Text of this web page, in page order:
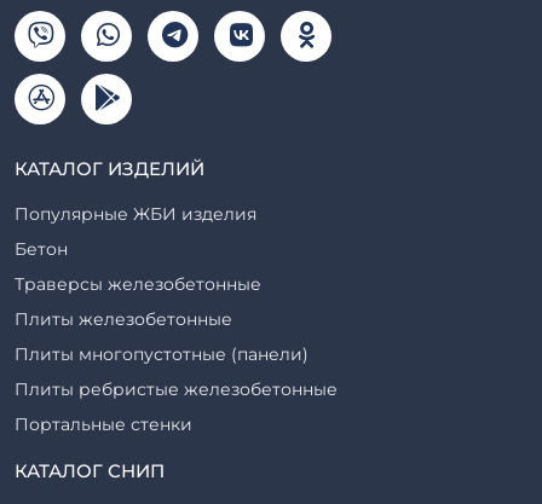
КАТАЛОГ ИЗДЕЛИЙ
Популярные ЖБИ изделия
Бетон
Траверсы железобетонные
Плиты железобетонные
Плиты многопустотные (панели)
Плиты ребристые железобетонные
Портальные стенки
Прогоны железобетонные
КАТАЛОГ СНИП